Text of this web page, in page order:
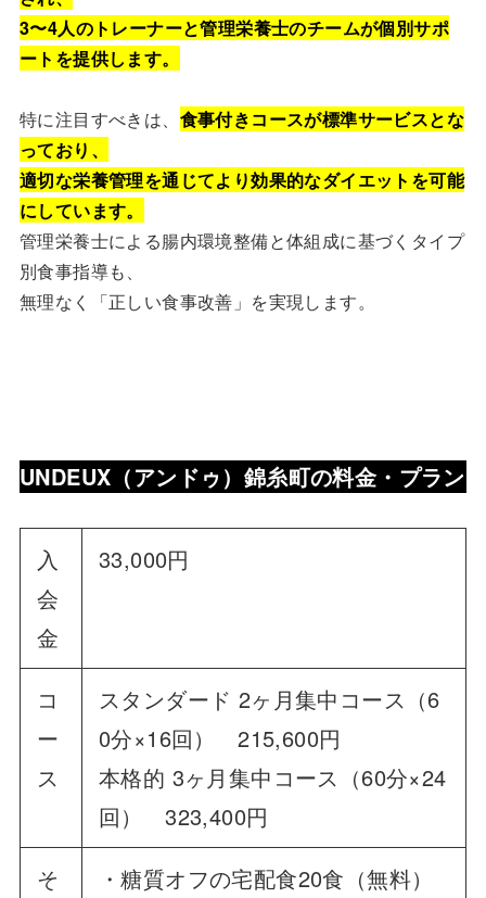
3〜4人のトレーナーと管理栄養士のチームが個別サポ
ートを提供します。
特に注目すべきは、 食事付きコースが標準サービスとな
っており、
適切な栄養管理を通じてより効果的なダイエットを可能
にしています。
管理栄養士による腸内環境整備と体組成に基づくタイプ
別食事指導も、
無理なく「正しい食事改善」を実現します。
UNDEUX（アンドゥ）錦糸町の料金・プラン
入
会
金
33,000円
コ
ー
ス
スタンダード 2ヶ月集中コース（6
0分×16回） 215,600円
本格的 3ヶ月集中コース（60分×24
回） 323,400円
そ
・糖質オフの宅配食20食（無料）